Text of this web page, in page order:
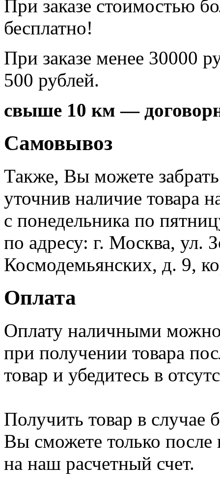
При заказе стоимостью
бесплатно!
При заказе менее 30000
500 рублей.
свыше 10 км —
Самовывоз
Также, Вы можете
уточнив наличие товара
с понедельника по
по адресу: г. Москва, ул.
Космодемьянских, д. 9,
Оплата
Оплату наличными можно
при получении товара
товар и убедитесь в
Получить товар в случае
Вы сможете только
на наш расчетный счет.